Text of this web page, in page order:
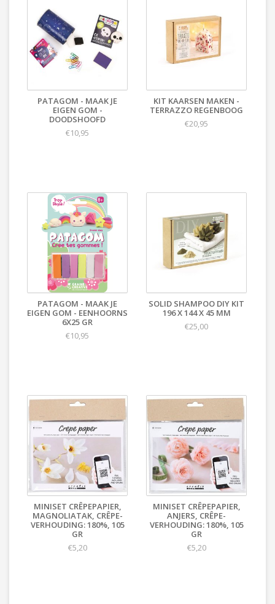
PATAGOM - MAAK JE
EIGEN GOM -
DOODSHOOFD
€10,95
KIT KAARSEN MAKEN -
TERRAZZO REGENBOOG
€20,95
PATAGOM - MAAK JE
EIGEN GOM - EENHOORNS
6X25 GR
€10,95
SOLID SHAMPOO DIY KIT
196 X 144 X 45 MM
€25,00
MINISET CRÊPEPAPIER,
MAGNOLIATAK, CRÊPE-
VERHOUDING: 180%, 105
GR
€5,20
MINISET CRÊPEPAPIER,
ANJERS, CRÊPE-
VERHOUDING: 180%, 105
GR
€5,20